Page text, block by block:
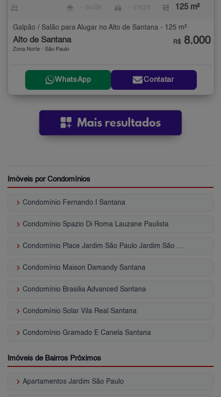
125 m²
Galpão / Salão para Alugar no Alto de Santana - 125 m²
Alto de Santana
Zona Norte - São Paulo
R$ 8.000
WhatsApp Contatar
Imóveis por Condomínios
keyboard_arrow_right Condomínio Fernando I Santana
keyboard_arrow_right Condomínio Spazio Di Roma Lauzane Paulista
keyboard_arrow_right
keyboard_arrow_right Condomínio Maison Damandy Santana
keyboard_arrow_right Condomínio Brasilia Advanced Santana
keyboard_arrow_right Condomínio Solar Vila Real Santana
keyboard_arrow_right Condomínio Gramado E Canela Santana
Imóveis de Bairros Próximos
keyboard_arrow_right Apartamentos Jardim São Paulo